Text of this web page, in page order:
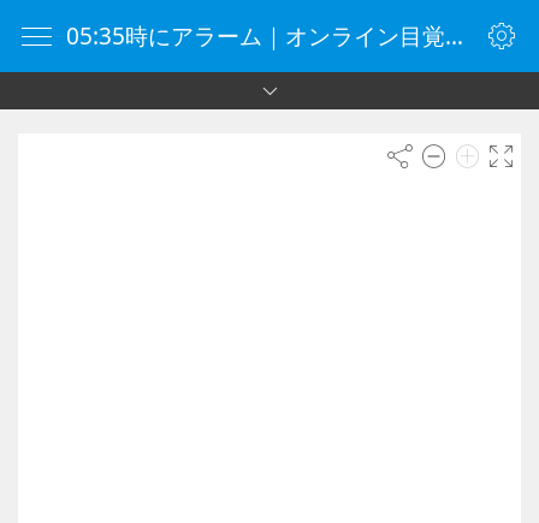
05:35時にアラーム｜オンライン目覚まし時計｜目覚まし時計